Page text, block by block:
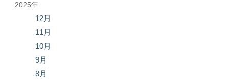
2025年
12月
11月
10月
9月
8月